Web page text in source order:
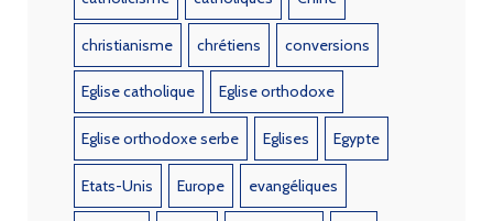
christianisme chrétiens conversions
Eglise catholique Eglise orthodoxe
Eglise orthodoxe serbe Eglises Egypte
Etats-Unis Europe evangéliques